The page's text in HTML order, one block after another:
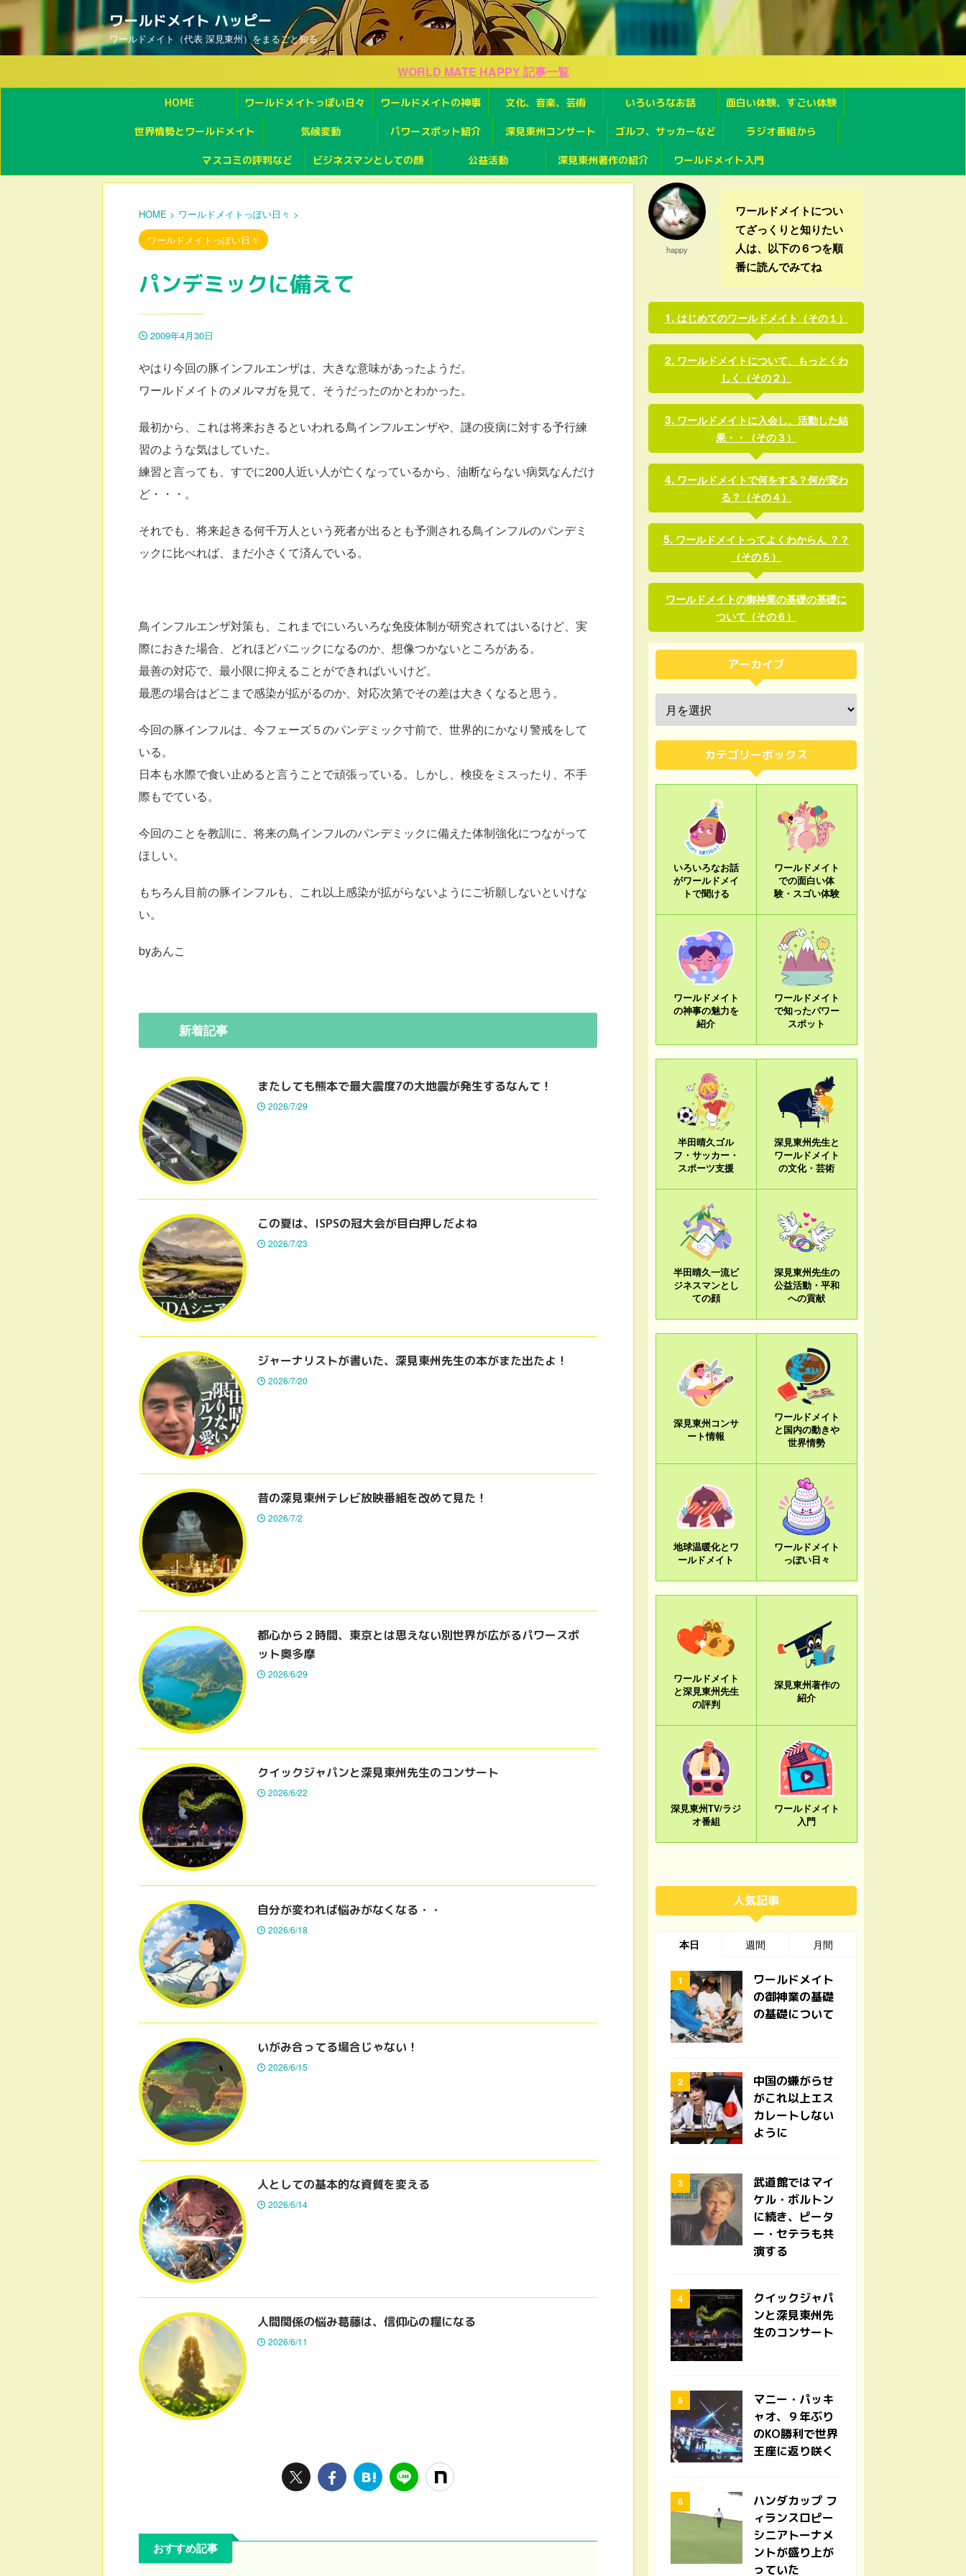
ワールドメイト ハッピー
ワールドメイト（代表 深見東州）をまるごと知る
WORLD MATE HAPPY 記事一覧
HOME ワールドメイトっぽい日々 ワールドメイトの神事 文化、音楽、芸術 いろいろなお話 面白い体験、すごい体験
世界情勢とワールドメイト 気候変動 パワースポット紹介 深見東州コンサート ゴルフ、サッカーなど ラジオ番組から
マスコミの評判など ビジネスマンとしての顔 公益活動 深見東州著作の紹介 ワールドメイト入門
HOME > ワールドメイトっぽい日々 >
ワールドメイトっぽい日々
パンデミックに備えて
2009年4月30日
やはり今回の豚インフルエンザは、大きな意味があったようだ。
ワールドメイトのメルマガを見て、そうだったのかとわかった。
最初から、これは将来おきるといわれる鳥インフルエンザや、謎の疫病に対する予行練
習のような気はしていた。
練習と言っても、すでに200人近い人が亡くなっているから、油断ならない病気なんだけ
ど・・・。
それでも、将来起きる何千万人という死者が出るとも予測される鳥インフルのパンデミ
ックに比べれば、まだ小さくて済んでいる。
鳥インフルエンザ対策も、これまでにいろいろな免疫体制が研究されてはいるけど、実
際におきた場合、どれほどパニックになるのか、想像つかないところがある。
最善の対応で、最小限に抑えることができればいいけど。
最悪の場合はどこまで感染が拡がるのか、対応次第でその差は大きくなると思う。
今回の豚インフルは、今フェーズ５のパンデミック寸前で、世界的にかなり警戒をして
いる。
日本も水際で食い止めると言うことで頑張っている。しかし、検疫をミスったり、不手
際もでている。
今回のことを教訓に、将来の鳥インフルのパンデミックに備えた体制強化につながって
ほしい。
もちろん目前の豚インフルも、これ以上感染が拡がらないようにご祈願しないといけな
い。
byあんこ
新着記事
またしても熊本で最大震度7の大地震が発生するなんて！
2026/7/29
この夏は、ISPSの冠大会が目白押しだよね
2026/7/23
ジャーナリストが書いた、深見東州先生の本がまた出たよ！
2026/7/20
昔の深見東州テレビ放映番組を改めて見た！
2026/7/2
都心から２時間、東京とは思えない別世界が広がるパワースポ
ット奥多摩
2026/6/29
クイックジャパンと深見東州先生のコンサート
2026/6/22
自分が変われば悩みがなくなる・・
2026/6/18
いがみ合ってる場合じゃない！
2026/6/15
人としての基本的な資質を変える
2026/6/14
人間関係の悩み葛藤は、信仰心の糧になる
2026/6/11
おすすめ記事
happy
ワールドメイトについ
てざっくりと知りたい
人は、以下の６つを順
番に読んでみてね
はじめてのワールドメイト（その１）
ワールドメイトについて、もっとくわ
しく（その２）
ワールドメイトに入会し、活動した結
果・・（その３）
ワールドメイトで何をする？何が変わ
る？（その４）
ワールドメイトってよくわからん ？？
（その５）
ワールドメイトの御神業の基礎の基礎に
ついて（その６）
アーカイブ
カテゴリーボックス
いろいろなお話
がワールドメイ
トで聞ける
ワールドメイト
での面白い体
験・スゴい体験
ワールドメイト
の神事の魅力を
紹介
ワールドメイト
で知ったパワー
スポット
半田晴久ゴル
フ・サッカー・
スポーツ支援
深見東州先生と
ワールドメイト
の文化・芸術
半田晴久一流ビ
ジネスマンとし
ての顔
深見東州先生の
公益活動・平和
への貢献
深見東州コンサ
ート情報
ワールドメイト
と国内の動きや
世界情勢
地球温暖化とワ
ールドメイト
ワールドメイト
っぽい日々
ワールドメイト
と深見東州先生
の評判
深見東州著作の
紹介
深見東州TV/ラジ
オ番組
ワールドメイト
入門
人気記事
本日 週間 月間
ワールドメイト
の御神業の基礎
の基礎について
中国の嫌がらせ
がこれ以上エス
カレートしない
ように
武道館ではマイ
ケル・ボルトン
に続き、ピータ
ー・セテラも共
演する
クイックジャパ
ンと深見東州先
生のコンサート
マニー・パッキ
ャオ、９年ぶり
のKO勝利で世界
王座に返り咲く
ハンダカップ フ
ィランスロピー
シニアトーナメ
ントが盛り上が
っていた